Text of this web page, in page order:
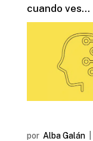
cuando ves...
por Alba Galán